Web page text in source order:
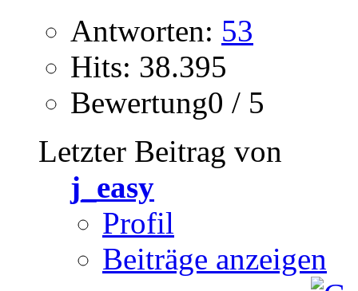
Antworten: 53
Hits: 38.395
Bewertung0 / 5
Letzter Beitrag von
j_easy
Profil
Beiträge anzeigen